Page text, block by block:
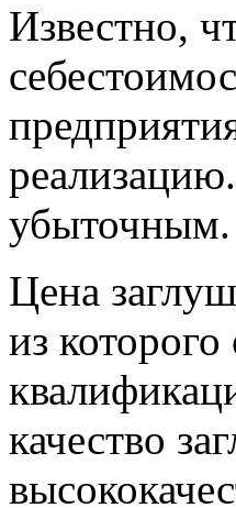
Известно,
убыточным.
Цена
из которого
качество